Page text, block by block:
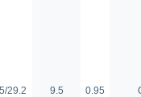
29.2 9.5 0.95